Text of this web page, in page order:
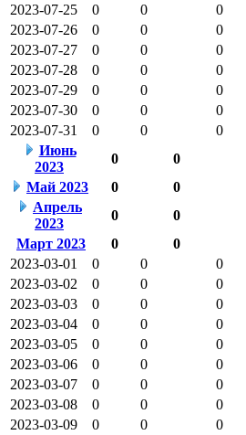
2023-07-25
0 0 0
2023-07-26
0 0 0
2023-07-27
0 0 0
2023-07-28
0 0 0
2023-07-29
0 0 0
2023-07-30
0 0 0
2023-07-31
0 0 0
Июнь
2023
0 0
Май 2023
0 0
Апрель
2023
0 0
Март 2023
0 0
2023-03-01
0 0 0
2023-03-02
0 0 0
2023-03-03
0 0 0
2023-03-04
0 0 0
2023-03-05
0 0 0
2023-03-06
0 0 0
2023-03-07
0 0 0
2023-03-08
0 0 0
2023-03-09
0 0 0